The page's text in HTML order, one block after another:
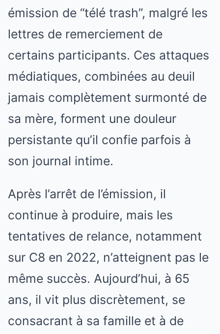
émission de “télé trash”, malgré les
lettres de remerciement de
certains participants. Ces attaques
médiatiques, combinées au deuil
jamais complètement surmonté de
sa mère, forment une douleur
persistante qu’il confie parfois à
son journal intime.
Après l’arrêt de l’émission, il
continue à produire, mais les
tentatives de relance, notamment
sur C8 en 2022, n’atteignent pas le
même succès. Aujourd’hui, à 65
ans, il vit plus discrètement, se
consacrant à sa famille et à de